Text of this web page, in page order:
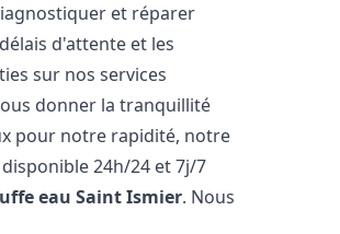
et réparer
d'attente et les
sur nos services
donner la tranquillité
pour notre rapidité, notre
24h/24 et 7j/7
eau Saint Ismier. Nous